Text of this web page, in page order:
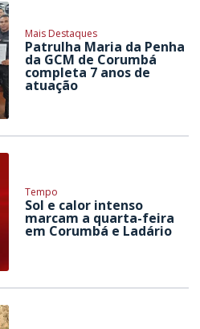
Mais Destaques
Patrulha Maria da Penha
da GCM de Corumbá
completa 7 anos de
atuação
Tempo
Sol e calor intenso
marcam a quarta-feira
em Corumbá e Ladário